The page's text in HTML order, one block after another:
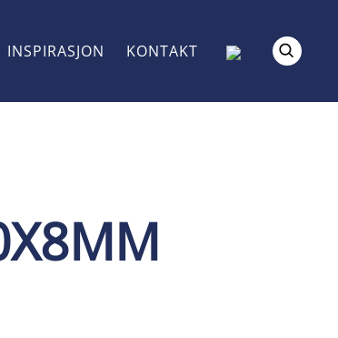
INSPIRASJON KONTAKT